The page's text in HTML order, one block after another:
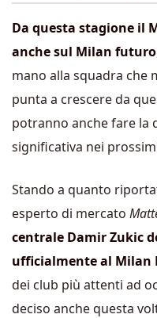
Da questa stagione il
anche sul Milan futuro
mano alla squadra che
punta a crescere da
potranno anche fare la
significativa nei
Stando a quanto
esperto di mercato
centrale Damir Zukic
ufficialmente al Milan
dei club più attenti ad
deciso anche questa